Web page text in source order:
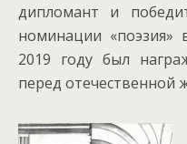
дипломант и
номинации «поэзия»
2019 году был
перед отечественной